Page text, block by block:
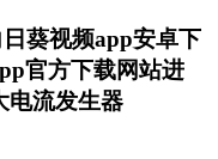
葵视频app安卓下
app官方下载网站进
大电流发生器